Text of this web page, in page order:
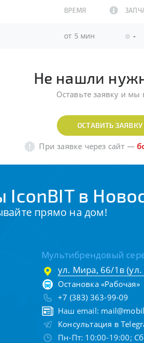
ВРЕМЯ
от 5 мин -
Не нашли
Оставьте заявку и
ОСТАВИТЬ
При заявке через сайт —
в
прямо на дом!
Мультибрендовый
ул. Мира, 66/1в
Остановка «Рабочая»
+7 (383) 363-99-09
Наш email:
Консультация в
Пн-Пт: 10:00-19:00;